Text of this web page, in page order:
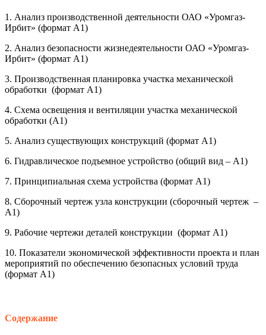
1. Анализ производственной деятельности ОАО «Уромгаз-
Ирбит» (формат А1)
2. Анализ безопасности жизнедеятельности ОАО «Уромгаз-
Ирбит» (формат А1)
3. Производственная планировка участка механической
обработки (формат А1)
4. Схема освещения и вентиляции участка механической
обработки (А1)
5. Анализ существующих конструкций (формат А1)
6. Гидравлическое подъемное устройство (общий вид – А1)
7. Принципиальная схема устройства (формат А1)
8. Сборочный чертеж узла конструкции (сборочный чертеж –
А1)
9. Рабочие чертежи деталей конструкции (формат А1)
10. Показатели экономической эффективности проекта и план
мероприятий по обеспечению безопасных условий труда
(формат А1)
Содержание